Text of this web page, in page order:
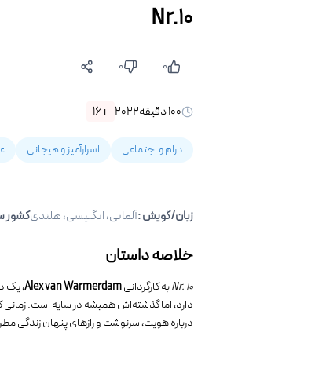
Nr.۱۰
۰ ۰
۱۰۰دقیقه۲۰۲۲ +۱۶
درام و اجتماعی اسرارآمیز و هیجانی
زبان/گویش:آلمانی، انگلیسی، هلندیکشور
خلاصه داستان
Nr. ۱۰به کارگردانیAlex van Warmerdam، یک
دارد، اما گذشته‌اش همیشه در سایه است.
درباره هویت، سرنوشت و رازهای پنهان زندگی